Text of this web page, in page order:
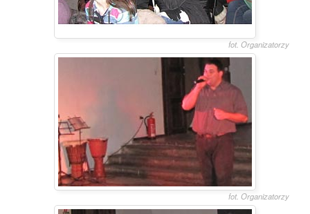
fot. Organizatorzy
fot. Organizatorzy